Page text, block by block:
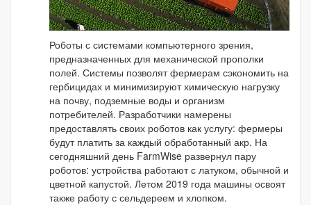
Роботы с системами компьютерного зрения,
предназначенных для механической прополки
полей. Системы позволят фермерам сэкономить на
гербицидах и минимизируют химическую нагрузку
на почву, подземные воды и организм
потребителей. Разработчики намерены
предоставлять своих роботов как услугу: фермеры
будут платить за каждый обработанный акр. На
сегодняшний день FarmWise развернул пару
роботов: устройства работают с латуком, обычной и
цветной капустой. Летом 2019 года машины освоят
также работу с сельдереем и хлопком.